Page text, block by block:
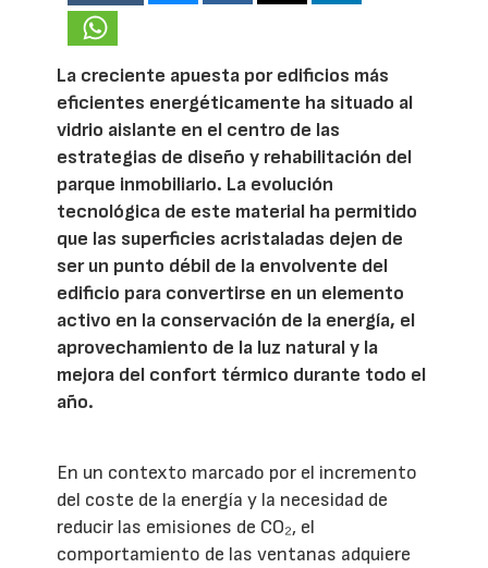
La creciente apuesta por edificios más
eficientes energéticamente ha situado al
vidrio aislante en el centro de las
estrategias de diseño y rehabilitación del
parque inmobiliario. La evolución
tecnológica de este material ha permitido
que las superficies acristaladas dejen de
ser un punto débil de la envolvente del
edificio para convertirse en un elemento
activo en la conservación de la energía, el
aprovechamiento de la luz natural y la
mejora del confort térmico durante todo el
año.
En un contexto marcado por el incremento
del coste de la energía y la necesidad de
reducir las emisiones de CO₂, el
comportamiento de las ventanas adquiere